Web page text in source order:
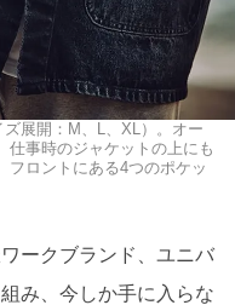
ズ展開：M、L、XL）。オー
仕事時のジャケットの上にも
フロントにある4つのポケッ
ークブランド、ユニバ
み、今しか手に入らな